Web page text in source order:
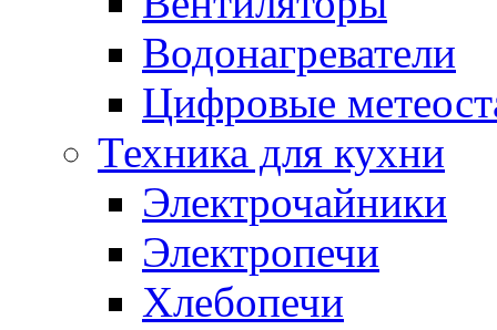
Водонагреватели
Цифровые
Техника для кухни
Электрочайники
Электропечи
Хлебопечи